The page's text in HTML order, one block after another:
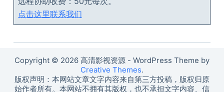
点击这里联系我们
Copyright © 2026 高清影视资源 - WordPress Theme by
Creative Themes.
版权声明：本网站文章文字内容来自第三方投稿，版权归原
始作者所有。本网站不拥有其版权，也不承担文字内容、信